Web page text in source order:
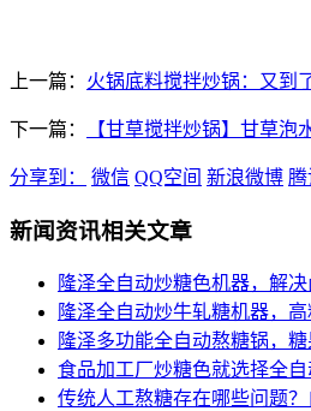
上一篇： 火锅底料搅拌炒锅：又到
下一篇： 【甘草搅拌炒锅】甘草泡
分享到： 微信 QQ空间 新浪微博
新闻资讯相关文章
隆泽全自动炒糖色机器，解
隆泽全自动炒牛轧糖机器，
隆泽多功能全自动熬糖锅，
食品加工厂炒糖色就选择全
传统人工熬糖存在哪些问题